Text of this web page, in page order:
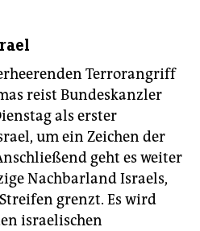
Terrorangriff
reist Bundeskanzler
als erster
um ein Zeichen der
geht es weiter
Nachbarland Israels,
grenzt. Es wird
israelischen